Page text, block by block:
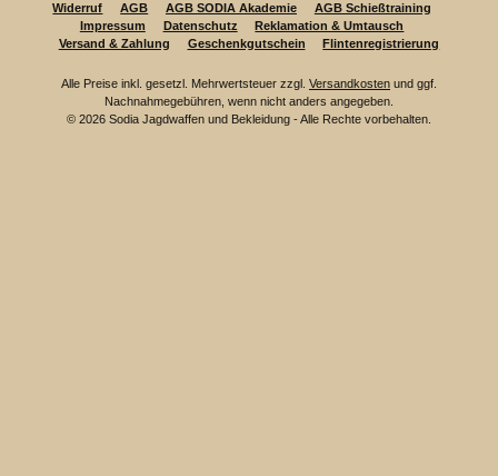
Widerruf AGB AGB SODIA Akademie
AGB Schießtraining
Impressum
Datenschutz
Reklamation & Umtausch
Versand & Zahlung
Geschenkgutschein Flintenregistrierung
Alle Preise inkl. gesetzl. Mehrwertsteuer zzgl. Versandkosten und ggf.
Nachnahmegebühren, wenn nicht anders angegeben.
© 2026 Sodia Jagdwaffen und Bekleidung - Alle Rechte vorbehalten.